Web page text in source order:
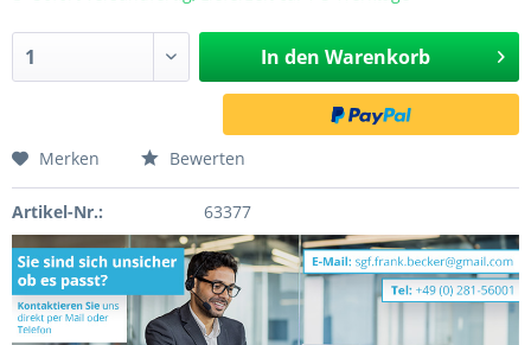
In den Warenkorb
Merken Bewerten
Artikel-Nr.: 63377